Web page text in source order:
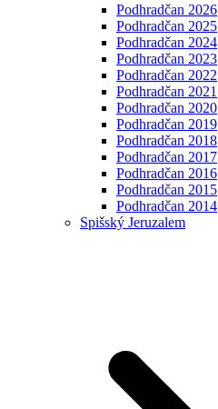
Podhradčan 2026
Podhradčan 2025
Podhradčan 2024
Podhradčan 2023
Podhradčan 2022
Podhradčan 2021
Podhradčan 2020
Podhradčan 2019
Podhradčan 2018
Podhradčan 2017
Podhradčan 2016
Podhradčan 2015
Podhradčan 2014
Spišský Jeruzalem